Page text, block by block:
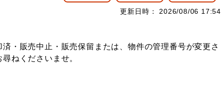
更新日時： 2026/08/06 17:54
・販売中止・販売保留または、物件の管理番号が変更さ
ねくださいませ。